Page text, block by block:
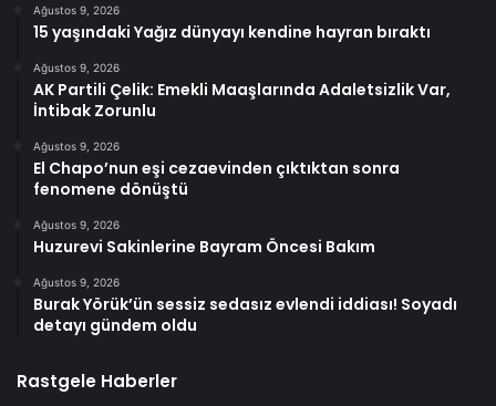
Ağustos 9, 2026
15 yaşındaki Yağız dünyayı kendine hayran bıraktı
Ağustos 9, 2026
AK Partili Çelik: Emekli Maaşlarında Adaletsizlik Var,
İntibak Zorunlu
Ağustos 9, 2026
El Chapo’nun eşi cezaevinden çıktıktan sonra
fenomene dönüştü
Ağustos 9, 2026
Huzurevi Sakinlerine Bayram Öncesi Bakım
Ağustos 9, 2026
Burak Yörük’ün sessiz sedasız evlendi iddiası! Soyadı
detayı gündem oldu
Rastgele Haberler